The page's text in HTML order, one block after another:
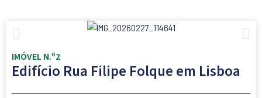
IMÓVEL N.º2
Edifício Rua Filipe Folque em Lisboa